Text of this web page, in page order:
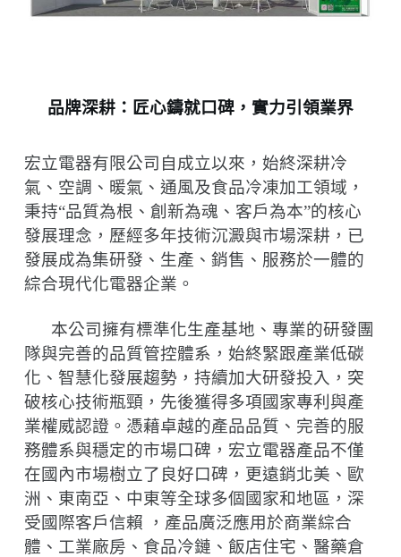
品牌深耕：匠心鑄就口碑，實力引領業界
宏立電器有限公司自成立以來，始終深耕冷
氣、空調、暖氣、通風及食品冷凍加工領域，
秉持“品質為根、創新為魂、客戶為本”的核心
發展理念，歷經多年技術沉澱與市場深耕，已
發展成為集研發、生產、銷售、服務於一體的
綜合現代化電器企業。
本公司擁有標準化生產基地、專業的研發團
隊與完善的品質管控體系，始終緊跟產業低碳
化、智慧化發展趨勢，持續加大研發投入，突
破核心技術瓶頸，先後獲得多項國家專利與產
業權威認證。憑藉卓越的產品品質、完善的服
務體系與穩定的市場口碑，宏立電器產品不僅
在國內市場樹立了良好口碑，更遠銷北美、歐
洲、東南亞、中東等全球多個國家和地區，深
受國際客戶信賴
，產品廣泛應用於商業綜合
體、工業廠房、食品冷鏈、飯店住宅、醫藥倉